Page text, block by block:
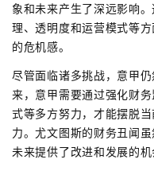
象和未来产生了深远影响
理、透明度和运营模式等
的危机感。
尽管面临诸多挑战，意甲
来，意甲需要通过强化财
式等多方努力，才能摆脱
力。尤文图斯的财务丑闻
未来提供了改进和发展的机